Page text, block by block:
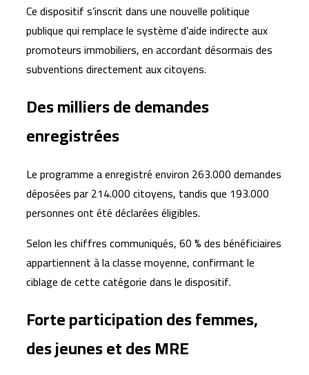
pour accélérer la course aux puces d’intelligence
artificielle
Managem dépasse 11,7 milliards de dirhams de chiffre
d’affaires au premier semestre 2026
Ce dispositif s’inscrit dans une nouvelle politique
publique qui remplace le système d’aide indirecte aux
promoteurs immobiliers, en accordant désormais des
subventions directement aux citoyens.
Des milliers de demandes
enregistrées
Le programme a enregistré environ 263.000 demandes
déposées par 214.000 citoyens, tandis que 193.000
personnes ont été déclarées éligibles.
Selon les chiffres communiqués, 60 % des bénéficiaires
appartiennent à la classe moyenne, confirmant le
ciblage de cette catégorie dans le dispositif.
Forte participation des femmes,
des jeunes et des MRE